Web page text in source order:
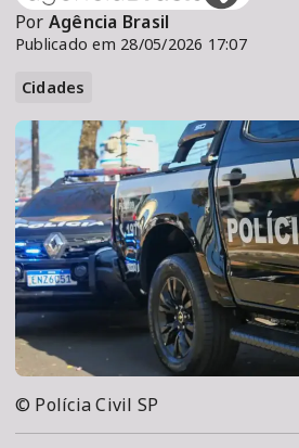
Por Agência Brasil
Publicado em 28/05/2026 17:07
Cidades
© Polícia Civil SP